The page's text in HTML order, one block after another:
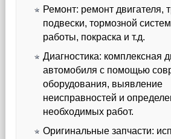
Ремонт: ремонт двигателя,
подвески, тормозной
работы, покраска и т.д.
Диагностика: комплексная
автомобиля с помощью
оборудования, выявление
неисправностей и
необходимых работ.
Оригинальные запчасти: